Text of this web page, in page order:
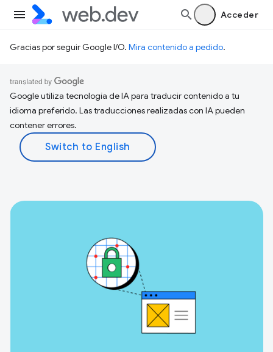
Acceder
Gracias por seguir Google I/O. Mira contenido a pedido.
Google utiliza tecnología de IA para traducir contenido a tu
idioma preferido. Las traducciones realizadas con IA pueden
contener errores.